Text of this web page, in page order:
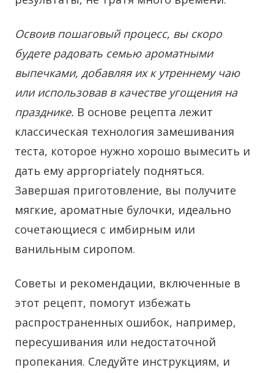
Освоив пошаговый процесс, вы скоро
будете радовать семью ароматными
выпечками, добавляя их к утреннему чаю
или использовав в качестве угощения на
празднике. В основе рецепта лежит
классическая технология замешивания
теста, которое нужно хорошо вымесить и
дать ему appropriately подняться.
Завершая приготовление, вы получите
мягкие, ароматные булочки, идеально
сочетающиеся с имбирным или
ванильным сиропом.
Советы и рекомендации, включенные в
этот рецепт, помогут избежать
распространенных ошибок, например,
пересушивания или недостаточной
пропекания. Следуйте инструкциям, и